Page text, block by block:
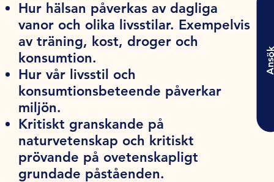
Hur hälsan påverkas av dagliga
vanor och olika livsstilar. Exempelvis
av träning, kost, droger och
konsumtion.
Hur vår livsstil och
konsumtionsbeteende påverkar
miljön.
Kritiskt granskande på
naturvetenskap och kritiskt
prövande på ovetenskapligt
grundade påståenden.